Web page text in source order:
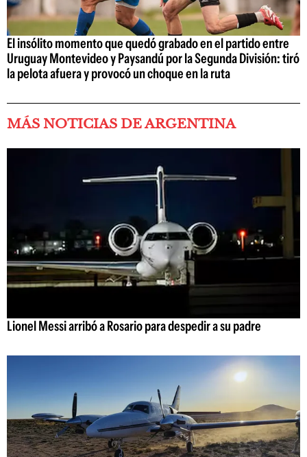
El insólito momento que quedó grabado en el partido entre
Uruguay Montevideo y Paysandú por la Segunda División: tiró
la pelota afuera y provocó un choque en la ruta
MÁS NOTICIAS DE ARGENTINA
Lionel Messi arribó a Rosario para despedir a su padre